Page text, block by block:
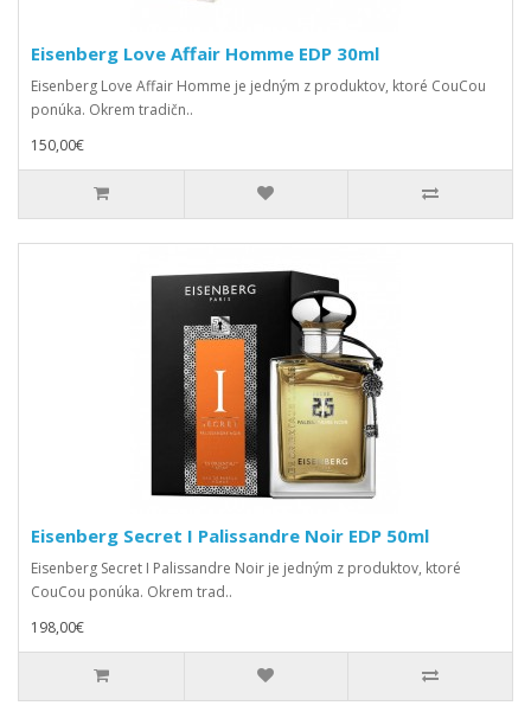
Eisenberg Love Affair Homme EDP 30ml
Eisenberg Love Affair Homme je jedným z produktov, ktoré CouCou
ponúka. Okrem tradičn..
150,00€
Eisenberg Secret I Palissandre Noir EDP 50ml
Eisenberg Secret I Palissandre Noir je jedným z produktov, ktoré
CouCou ponúka. Okrem trad..
198,00€